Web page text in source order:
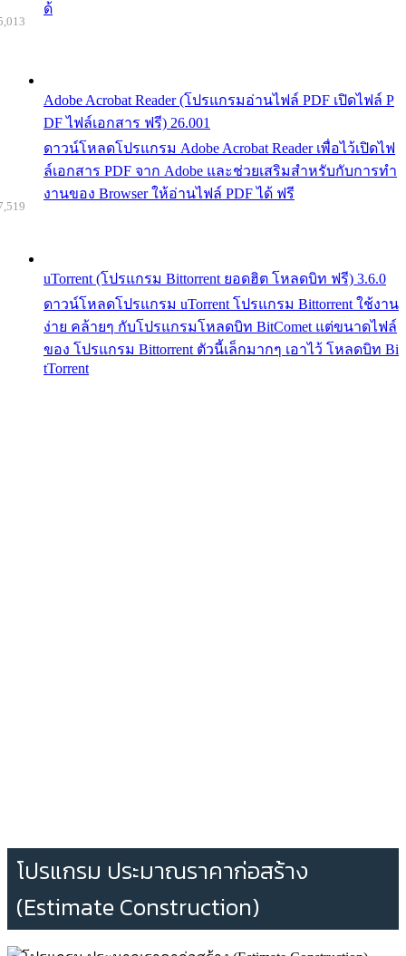
ด้
Adobe Acrobat Reader (โปรแกรมอ่านไฟล์ PDF เปิดไฟล์ P
DF ไฟล์เอกสาร ฟรี) 26.001
ดาวน์โหลดโปรแกรม Adobe Acrobat Reader เพื่อไว้เปิดไฟ
ล์เอกสาร PDF จาก Adobe และช่วยเสริมสำหรับกับการทำ
งานของ Browser ให้อ่านไฟล์ PDF ได้ ฟรี
uTorrent (โปรแกรม Bittorrent ยอดฮิต โหลดบิท ฟรี) 3.6.0
ดาวน์โหลดโปรแกรม uTorrent โปรแกรม Bittorrent ใช้งาน
ง่าย คล้ายๆ กับโปรแกรมโหลดบิท BitComet แต่ขนาดไฟล์
ของ โปรแกรม Bittorrent ตัวนี้เล็กมากๆ เอาไว้ โหลดบิท Bi
tTorrent
โปรแกรม ประมาณราคาก่อสร้าง
(Estimate Construction)